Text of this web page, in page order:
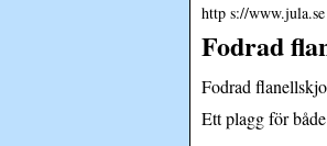
http s://
Fodrad
Fodrad
Ett plagg för